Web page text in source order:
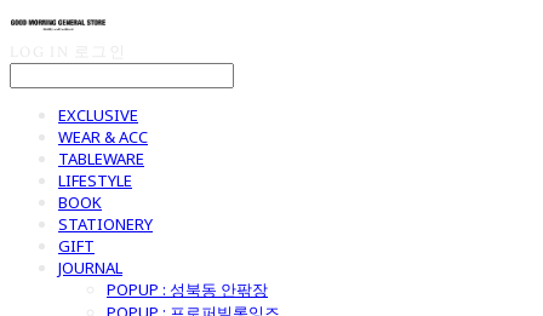
EXCLUSIVE
WEAR & ACC
TABLEWARE
LIFESTYLE
BOOK
STATIONERY
GIFT
JOURNAL
POPUP : 성북동 안팎장